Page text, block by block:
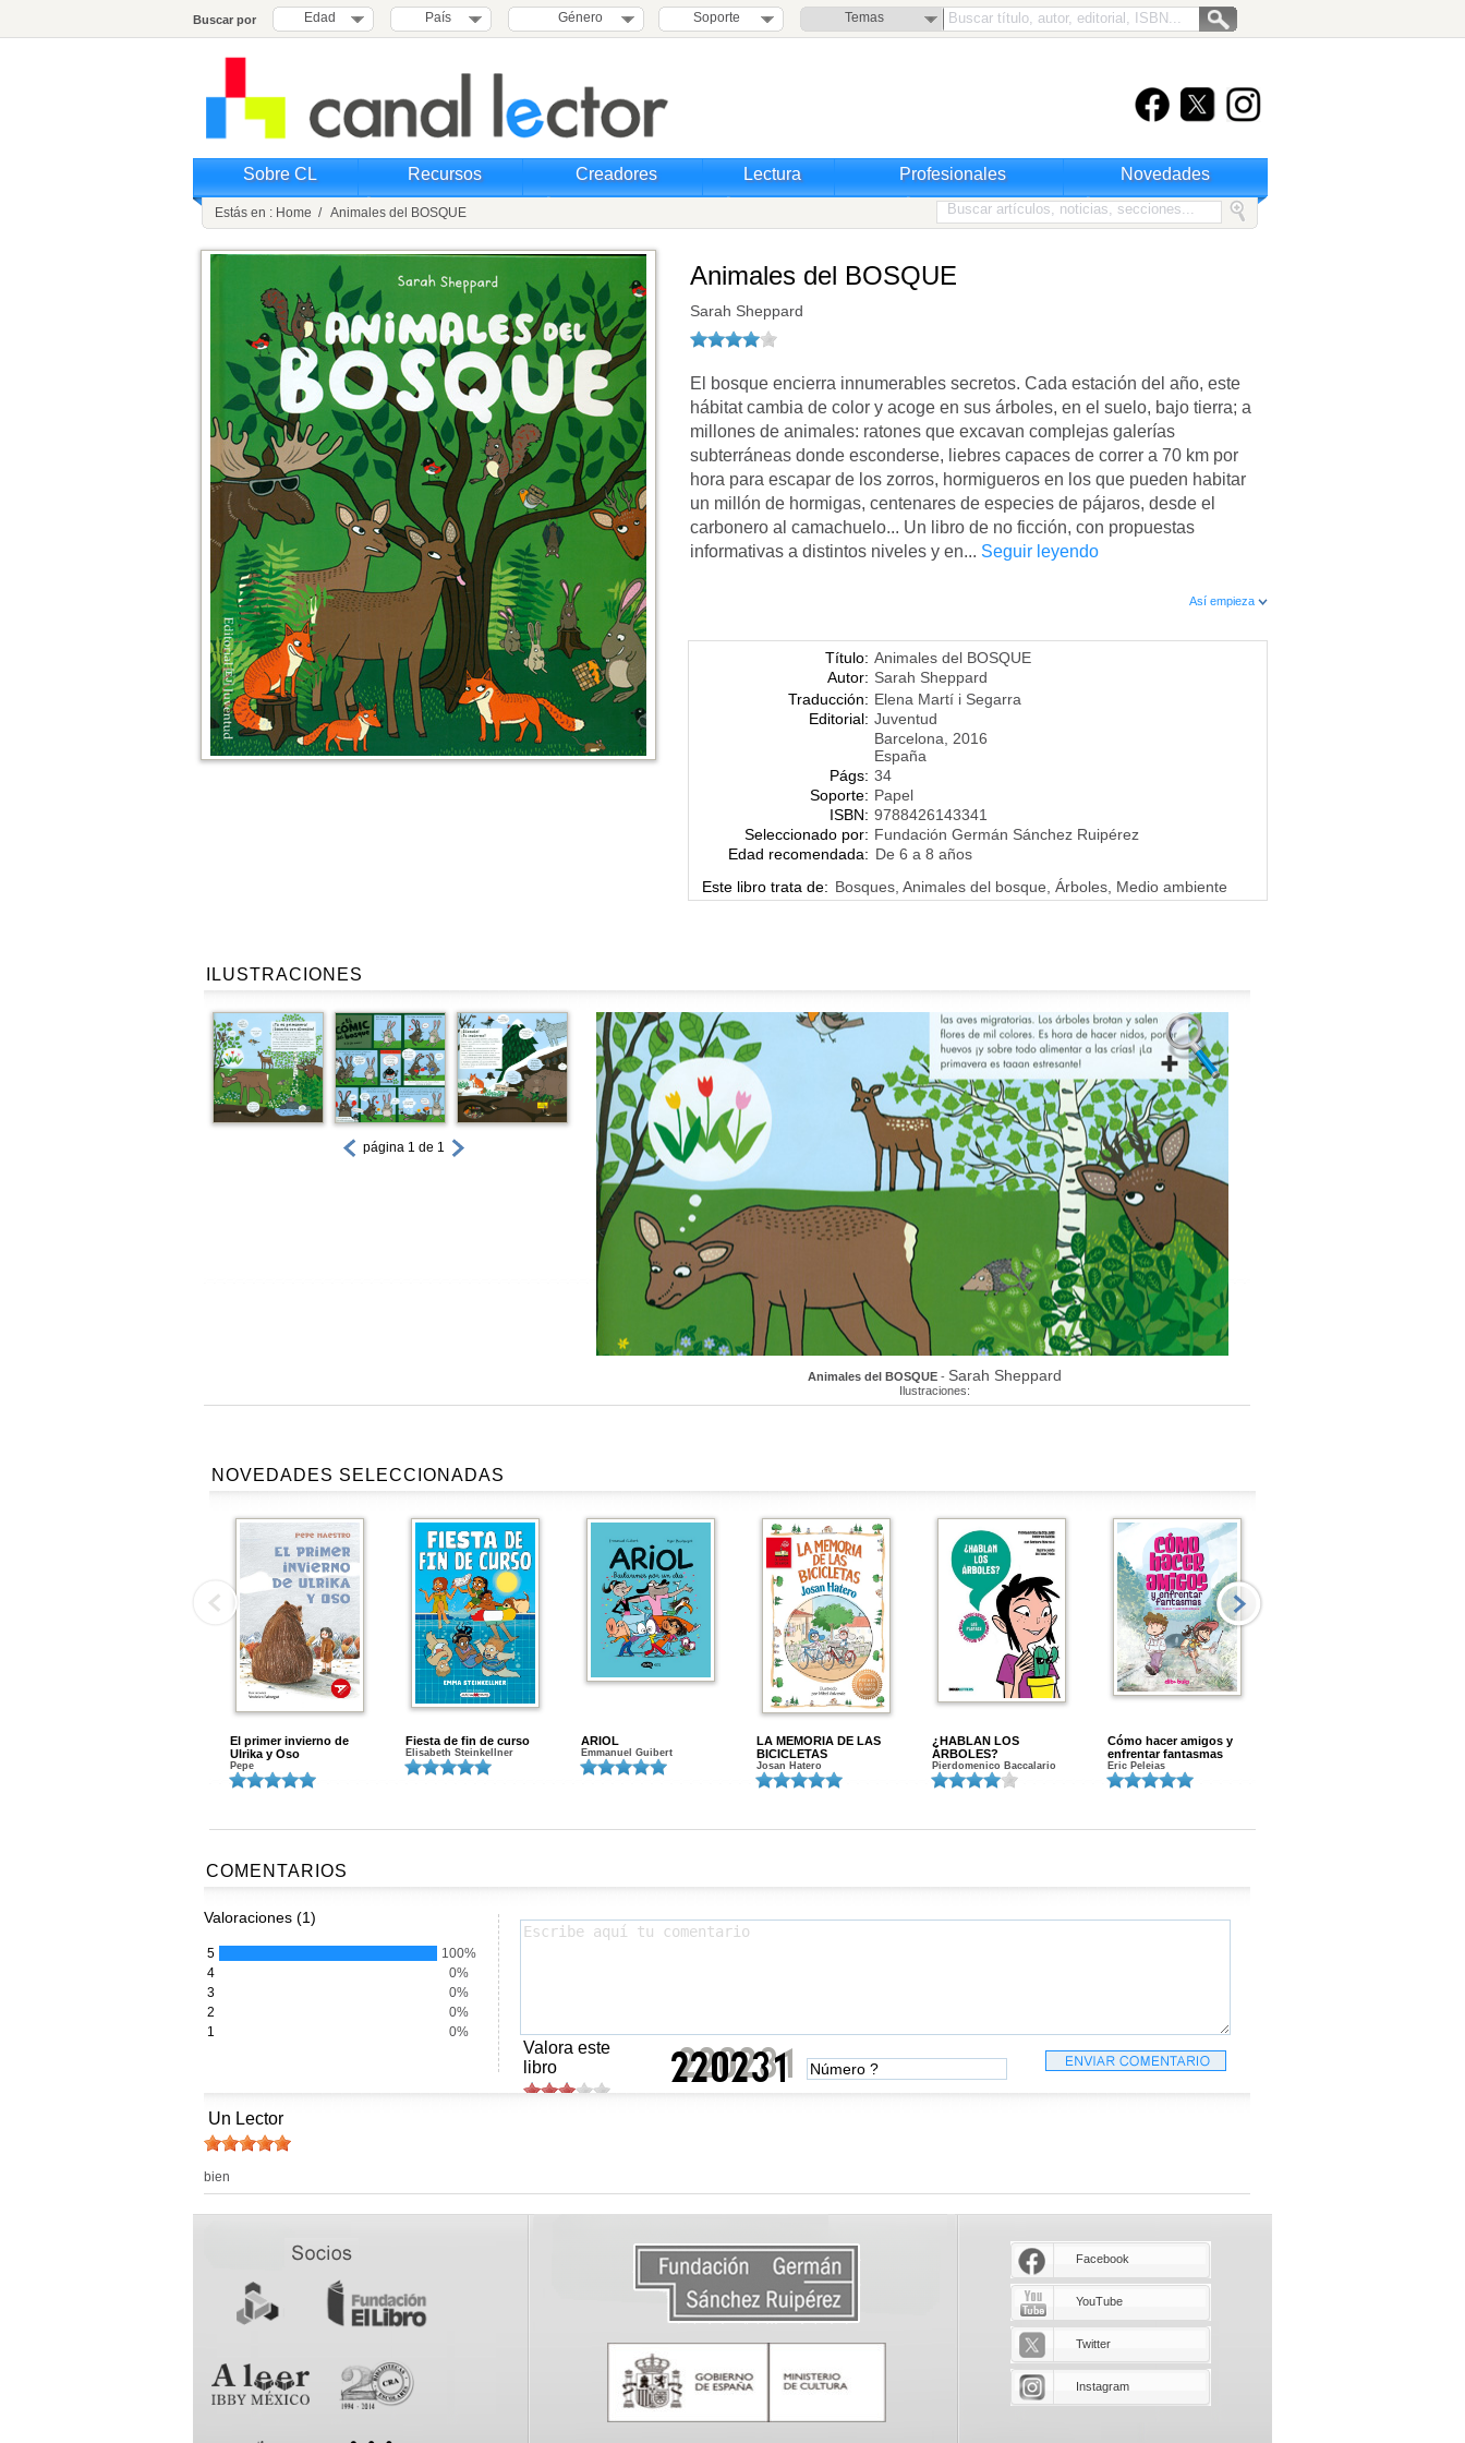
Buscar por Edad País Género Soporte Temas
Sobre CL Recursos Creadores Lectura Profesionales Novedades
Estás en : Home / Animales del BOSQUE
Animales del BOSQUE
Sarah Sheppard
El bosque encierra innumerables secretos. Cada estación del año, este
hábitat cambia de color y acoge en sus árboles, en el suelo, bajo tierra; a
millones de animales: ratones que excavan complejas galerías
subterráneas donde esconderse, liebres capaces de correr a 70 km por
hora para escapar de los zorros, hormigueros en los que pueden habitar
un millón de hormigas, centenares de especies de pájaros, desde el
carbonero al camachuelo... Un libro de no ficción, con propuestas
informativas a distintos niveles y en... Seguir leyendo
Así empieza
Título: Animales del BOSQUE
Autor: Sarah Sheppard
Traducción: Elena Martí i Segarra
Editorial: Juventud
Barcelona, 2016
España
Págs: 34
Soporte: Papel
ISBN: 9788426143341
Seleccionado por: Fundación Germán Sánchez Ruipérez
Edad recomendada: De 6 a 8 años
Este libro trata de: Bosques, Animales del bosque, Árboles, Medio ambiente
ILUSTRACIONES
página 1 de 1
Animales del BOSQUE- Sarah Sheppard
Ilustraciones:
NOVEDADES SELECCIONADAS
El primer invierno de
Ulrika y Oso
Pepe
Fiesta de fin de curso
Elisabeth Steinkellner
ARIOL
Emmanuel Guibert
LA MEMORIA DE LAS
BICICLETAS
Josan Hatero
¿HABLAN LOS
ÁRBOLES?
Pierdomenico Baccalario
Cómo hacer amigos y
enfrentar fantasmas
Eric Peleias
COMENTARIOS
Valoraciones (1)
5
100%
4
0%
3
0%
2
0%
1
0%
Valora este
libro
Un Lector
bien
Facebook
YouTube
Twitter
Instagram